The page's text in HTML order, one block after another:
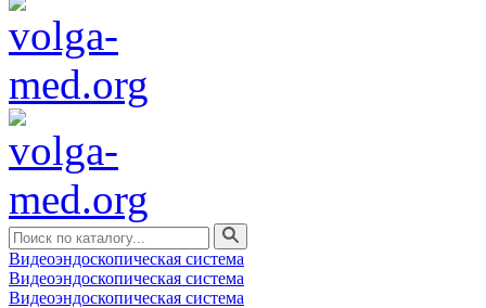
Видеоэндоскопическая система
Видеоэндоскопическая система
Видеоэндоскопическая система